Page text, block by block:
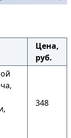
Цена,
руб.
348